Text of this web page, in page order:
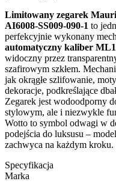
Limitowany zegarek
AI6008-SS009-090-1 to
perfekcyjnie wykonany
automatyczny kaliber
widoczny przez
szafirowym szkłem.
jak okrągłe szlifowanie,
dekoracje, podkreślające
Zegarek jest wodoodporny
stylowym, ale i niezwykle
Wotto to symbol odwagi w
podejścia do luksusu –
zachwyca na każdym kroku.
Specyfikacja
Marka